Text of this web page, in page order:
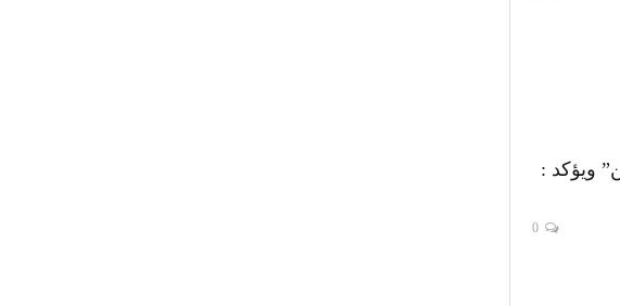
ويؤكد :